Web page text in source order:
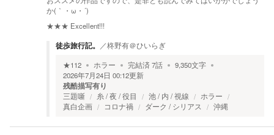
か(｀・ω・´)ゞ
★★★ Excellent!!!
徒歩旅行記。 ／柊野有＠ひいらぎ
★112 ホラー 完結済7話 9,350文字
2026年7月24日 00:12更新
残酷描写有り
三題噺 糸 / 夜 / 役目 池 / 内 / 視線
ホラー
真白企画
コロナ禍 ダーク / シリアス 沖縄